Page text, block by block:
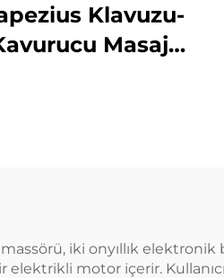
Klavuzu-
Masaj
iki onyıllık
elektrikli motor içerir.